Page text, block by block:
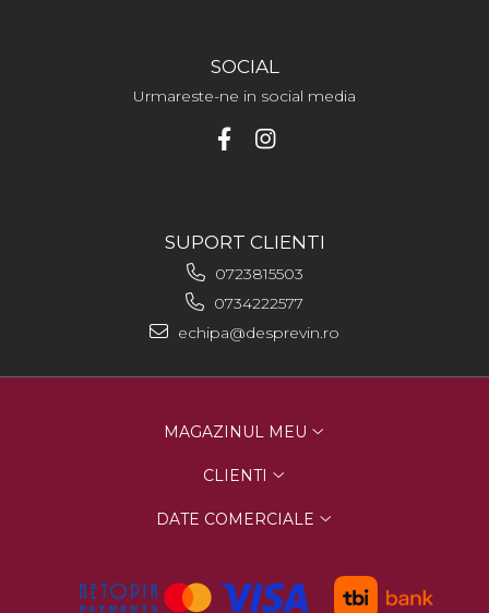
SOCIAL
Urmareste-ne in social media
SUPORT CLIENTI
0723815503
0734222577
echipa@desprevin.ro
MAGAZINUL MEU
CLIENTI
DATE COMERCIALE